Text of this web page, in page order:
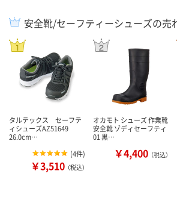
安全靴/セーフティーシューズの売
タルテックス セーフテ
ィシューズAZ51649
26.0cm…
(4件)
￥3,510 （税込）
オカモト シューズ 作業靴
安全靴 ゾディセーフティ
01 黒…
￥4,400 （税込）